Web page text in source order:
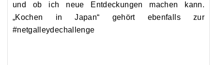
und ob ich neue Entdeckungen machen kann.
„Kochen in Japan“ gehört ebenfalls zur
#netgalleydechallenge